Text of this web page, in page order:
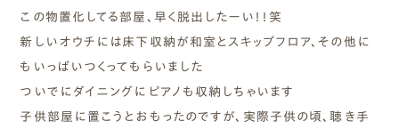
この物置化してる部屋、早く脱出したーい！！笑
新しいオウチには床下収納が和室とスキップフロア、その他に
もいっぱいつくってもらいました
ついでにダイニングにピアノも収納しちゃいます
子供部屋に置こうとおもったのですが、実際子供の頃、聴き手